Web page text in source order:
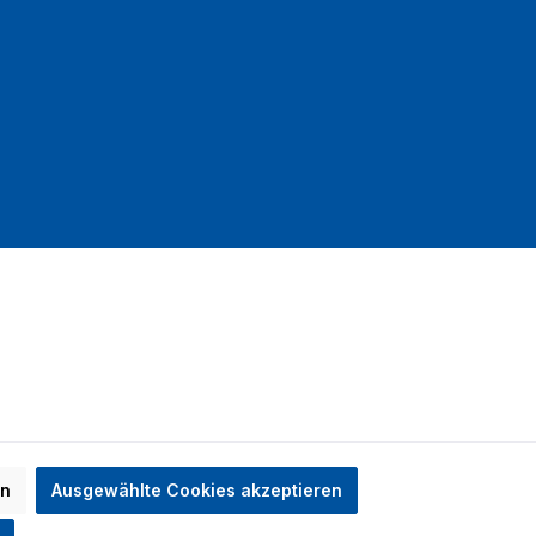
nicht anders angegeben.
Ausgewählte Cookies akzeptieren